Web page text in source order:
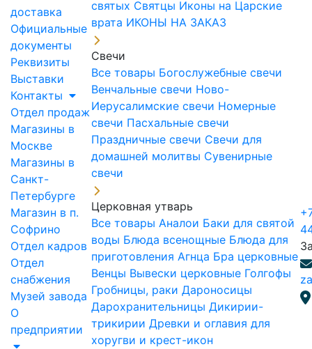
доставка
Официальные
документы
Реквизиты
Выставки
Контакты
Отдел продаж
Магазины в
Москве
Магазины в
Санкт-
Петербурге
Магазин в п.
Софрино
Отдел кадров
Отдел
снабжения
Музей завода
О
предприятии
святых Святцы Иконы на Царские
врата ИКОНЫ НА ЗАКАЗ
Свечи
Все товары Богослужебные свечи
Венчальные свечи Ново-
Иерусалимские свечи Номерные
свечи Пасхальные свечи
Праздничные свечи Свечи для
домашней молитвы Сувенирные
свечи
Церковная утварь
Все товары Аналои Баки для святой
воды Блюда всенощные Блюда для
приготовления Агнца Бра церковные
Венцы Вывески церковные Голгофы
Гробницы, раки Дароносицы
Дарохранительницы Дикирии-
трикирии Древки и оглавия для
хоругви и крест-икон